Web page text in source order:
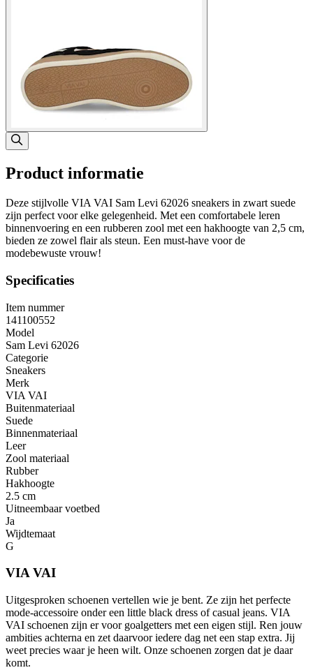
Product informatie
Deze stijlvolle VIA VAI Sam Levi 62026 sneakers in zwart suede
zijn perfect voor elke gelegenheid. Met een comfortabele leren
binnenvoering en een rubberen zool met een hakhoogte van 2,5 cm,
bieden ze zowel flair als steun. Een must-have voor de
modebewuste vrouw!
Specificaties
Item nummer
141100552
Model
Sam Levi 62026
Categorie
Sneakers
Merk
VIA VAI
Buitenmateriaal
Suede
Binnenmateriaal
Leer
Zool materiaal
Rubber
Hakhoogte
2.5 cm
Uitneembaar voetbed
Ja
Wijdtemaat
G
VIA VAI
Uitgesproken schoenen vertellen wie je bent. Ze zijn het perfecte
mode-accessoire onder een little black dress of casual jeans. VIA
VAI schoenen zijn er voor goalgetters met een eigen stijl. Ren jouw
ambities achterna en zet daarvoor iedere dag net een stap extra. Jij
weet precies waar je heen wilt. Onze schoenen zorgen dat je daar
komt.